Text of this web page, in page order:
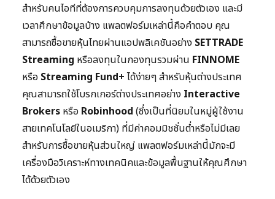
สำหรับคนไอทีที่ต้องการควบคุมการลงทุนด้วยตัวเอง และมี
เวลาศึกษาข้อมูลบ้าง แพลตฟอร์มเหล่านี้คือคำตอบ คุณ
สามารถซื้อขายหุ้นไทยผ่านแอปพลิเคชันอย่าง SETTRADE
Streaming หรือลงทุนในกองทุนรวมผ่าน FINNOME
หรือ Streaming Fund+ ได้ง่ายๆ สำหรับหุ้นต่างประเทศ
คุณสามารถใช้โบรกเกอร์ต่างประเทศอย่าง Interactive
Brokers หรือ Robinhood (ซึ่งเป็นที่นิยมในหมู่ผู้ใช้งาน
สายเทคโนโลยีในอเมริกา) ที่มีค่าคอมมิชชั่นต่ำหรือไม่มีเลย
สำหรับการซื้อขายหุ้นส่วนใหญ่ แพลตฟอร์มเหล่านี้มักจะมี
เครื่องมือวิเคราะห์ทางเทคนิคและข้อมูลพื้นฐานให้คุณศึกษา
ได้ด้วยตัวเอง